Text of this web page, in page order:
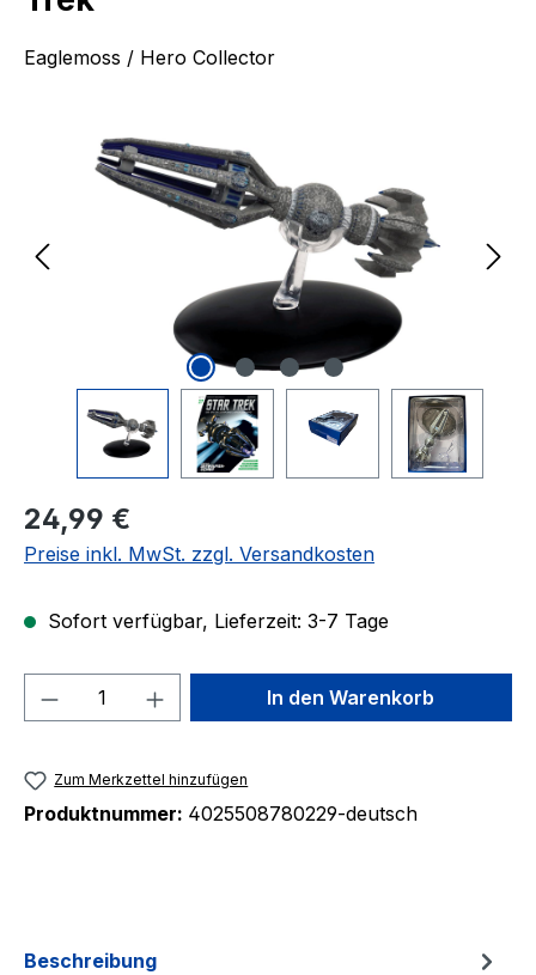
Eaglemoss / Hero Collector
Regulärer Preis:
24,99 €
Preise inkl. MwSt. zzgl. Versandkosten
Sofort verfügbar, Lieferzeit: 3-7 Tage
Produkt Anzahl: Gib denIn den Warenkorb
Zum Merkzettel hinzufügen
Produktnummer: 4025508780229-deutsch
Beschreibung